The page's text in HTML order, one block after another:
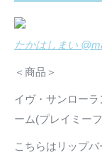
たかはしまい
＜商品＞
イヴ・サンロー
ーム(プレイミー
こちらはリップ